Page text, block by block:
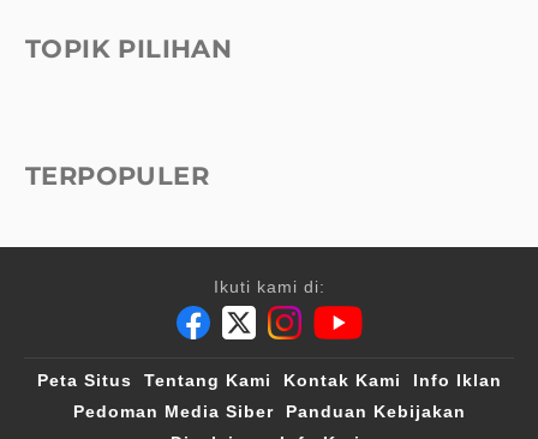
TOPIK PILIHAN
TERPOPULER
Ikuti kami di:
Peta Situs Tentang Kami Kontak Kami
Info Iklan
Pedoman Media Siber
Panduan Kebijakan